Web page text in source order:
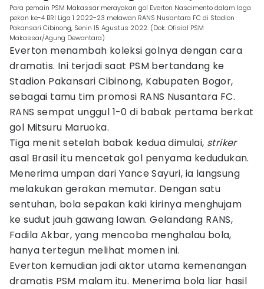
Para pemain PSM Makassar merayakan gol Everton Nascimento dalam laga
pekan ke-4 BRI Liga 1 2022-23 melawan RANS Nusantara FC di Stadion
Pakansari Cibinong, Senin 15 Agustus 2022. (Dok. Ofisial PSM
Makassar/Agung Dewantara)
Everton menambah koleksi golnya dengan cara
dramatis. Ini terjadi saat PSM bertandang ke
Stadion Pakansari Cibinong, Kabupaten Bogor,
sebagai tamu tim promosi RANS Nusantara FC.
RANS sempat unggul 1-0 di babak pertama berkat
gol Mitsuru Maruoka.
Tiga menit setelah babak kedua dimulai, striker
asal Brasil itu mencetak gol penyama kedudukan.
Menerima umpan dari Yance Sayuri, ia langsung
melakukan gerakan memutar. Dengan satu
sentuhan, bola sepakan kaki kirinya menghujam
ke sudut jauh gawang lawan. Gelandang RANS,
Fadila Akbar, yang mencoba menghalau bola,
hanya tertegun melihat momen ini.
Everton kemudian jadi aktor utama kemenangan
dramatis PSM malam itu. Menerima bola liar hasil